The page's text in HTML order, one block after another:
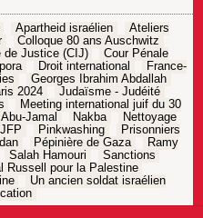
Apartheid israélien
Ateliers
Colloque 80 ans Auschwitz
de Justice (CIJ)
Cour Pénale
Droit international
France-
Georges Ibrahim Abdallah
2024
Judaïsme - Judéité
Meeting international juif du 30
Jamal Nakba
Nettoyage
Pinkwashing
Prisonniers
Pépinière de Gaza
Ramy
Salah Hamouri
Sanctions
Russell pour la Palestine
Un ancien soldat israélien